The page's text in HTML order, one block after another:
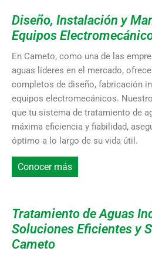
Diseño, Instalación y
Equipos
En Cameto, como una de las
aguas líderes en el mercado,
completos de diseño, fabricación
equipos electromecánicos.
que tu sistema de tratamiento de
máxima eficiencia y fiabilidad,
óptimo a lo largo de su vida útil.
Conocer más
Tratamiento de Aguas
Soluciones Eficientes y
Cameto